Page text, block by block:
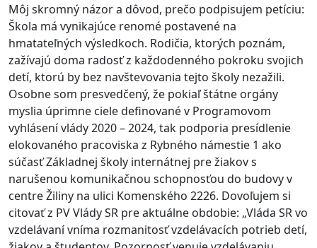
Môj skromný názor a dôvod, prečo podpisujem petíciu:
Škola má vynikajúce renomé postavené na
hmatateľných výsledkoch. Rodičia, ktorých poznám,
zažívajú doma radosť z každodenného pokroku svojich
detí, ktorú by bez navštevovania tejto školy nezažili.
Osobne som presvedčený, že pokiaľ štátne orgány
myslia úprimne ciele definované v Programovom
vyhlásení vlády 2020 – 2024, tak podporia presídlenie
elokovaného pracoviska z Rybného námestie 1 ako
súčasť Základnej školy internátnej pre žiakov s
narušenou komunikačnou schopnosťou do budovy v
centre Žiliny na ulici Komenského 2226. Dovoľujem si
citovať z PV Vlády SR pre aktuálne obdobie: „Vláda SR vo
vzdelávaní vníma rozmanitosť vzdelávacích potrieb detí,